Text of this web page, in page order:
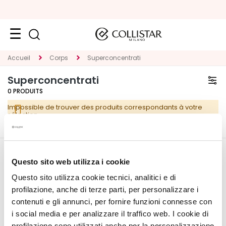
Questo sito web utilizza i cookie
Questo sito utilizza cookie tecnici, analitici e di
profilazione, anche di terze parti, per personalizzare i
contenuti e gli annunci, per fornire funzioni connesse con
i social media e per analizzare il traffico web. I cookie di
VISAGE
K
A
T
E
G
T
r
a
Accueil Corps Superconcentrati
Superconcentrati
0 PRODUITS
Impossible de trouver des produits correspondants à votre
sélection.
CORPORATE
Qui sommes-nous
Contacts
Déclaration d'accessibilité
MON PROFIL
Informations du compte
Carnet d'adresses
Mes commandes
Ma liste de souhaits